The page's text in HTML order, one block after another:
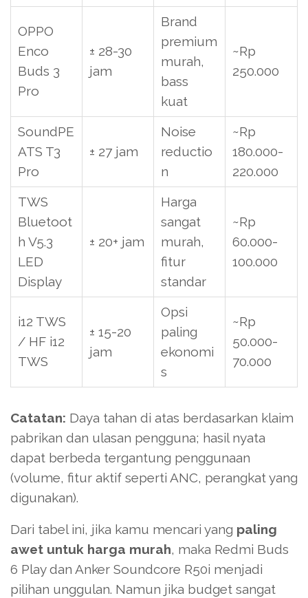
OPPO
Enco
Buds 3
Pro
± 28-30
jam
Brand
premium
murah,
bass
kuat
~Rp
250.000
SoundPE
ATS T3
Pro
± 27 jam
Noise
reductio
n
~Rp
180.000-
220.000
TWS
Bluetoot
h V5.3
LED
Display
± 20+ jam
Harga
sangat
murah,
fitur
standar
~Rp
60.000-
100.000
i12 TWS
/ HF i12
TWS
± 15-20
jam
Opsi
paling
ekonomi
s
~Rp
50.000-
70.000
Catatan: Daya tahan di atas berdasarkan klaim
pabrikan dan ulasan pengguna; hasil nyata
dapat berbeda tergantung penggunaan
(volume, fitur aktif seperti ANC, perangkat yang
digunakan).
Dari tabel ini, jika kamu mencari yang paling
awet untuk harga murah, maka Redmi Buds
6 Play dan Anker Soundcore R50i menjadi
pilihan unggulan. Namun jika budget sangat